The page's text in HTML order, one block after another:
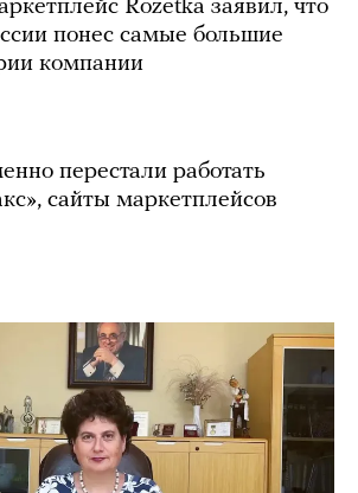
Rozetka заявил, что
понес самые большие
компании
перестали работать
сайты маркетплейсов